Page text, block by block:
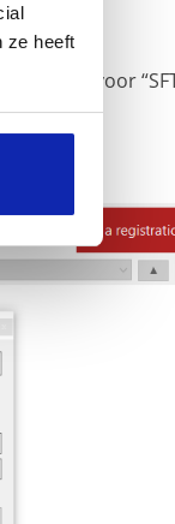
ze heeft
kiezen voor